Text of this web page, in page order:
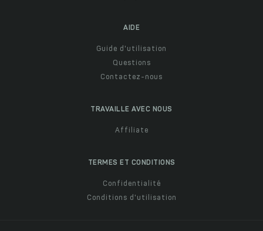
AIDE
Guide d'utilisation
Questions
Contactez-nous
TRAVAILLE AVEC NOUS
Affiliate
TERMES ET CONDITIONS
Confidentialité
Conditions d'utilisation